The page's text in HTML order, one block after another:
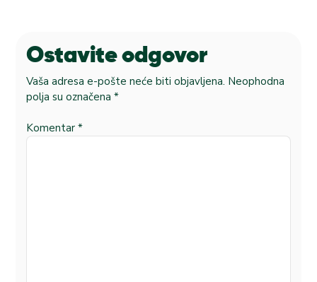
Ostavite odgovor
Vaša adresa e-pošte neće biti objavljena. Neophodna
polja su označena *
Komentar *